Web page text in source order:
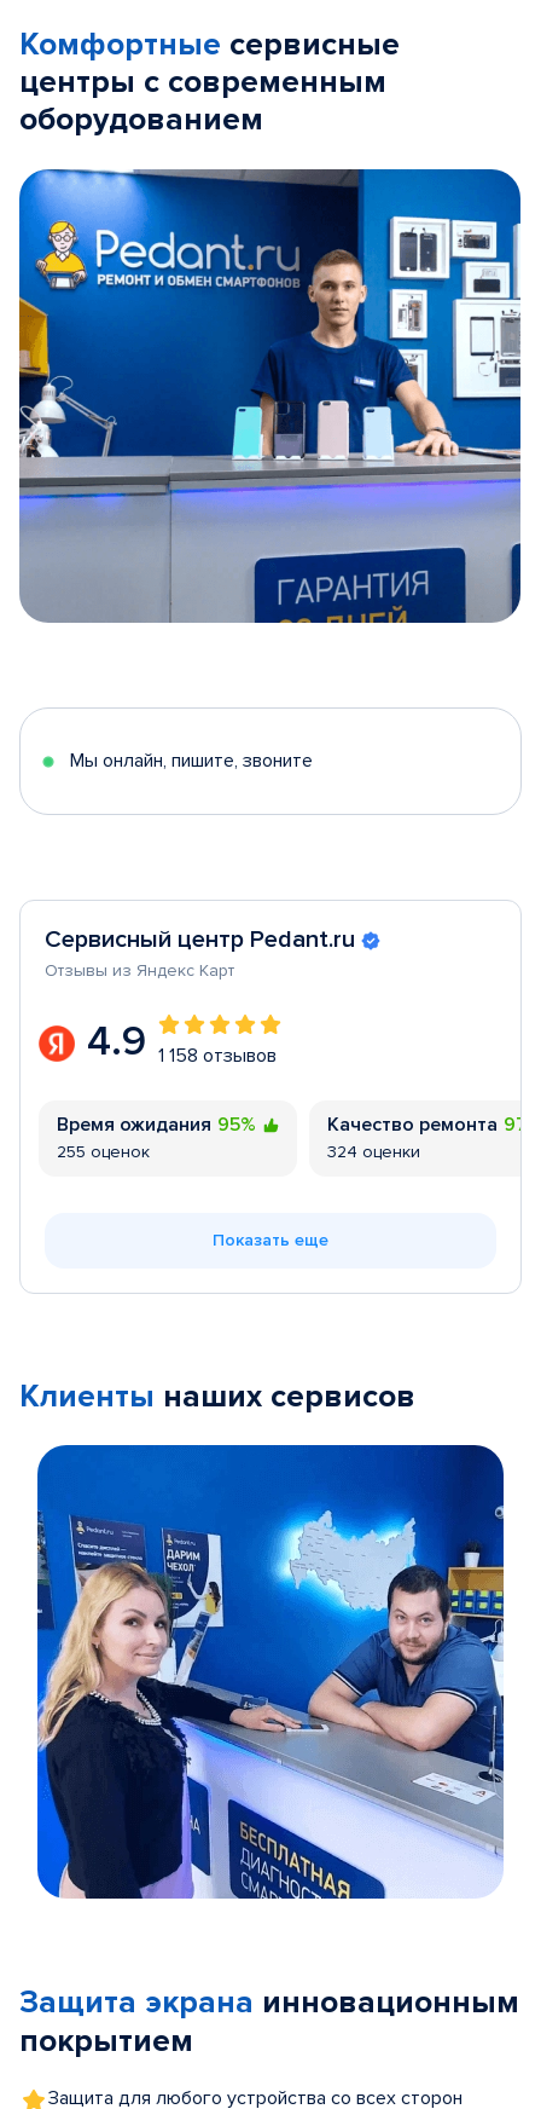
Комфортные сервисные
центры с современным
оборудованием
5
Мы онлайн, пишите, звоните
Сервисный центр Pedant.ru
Отзывы из Яндекс Карт
4.9 1 158 отзывов
Время ожидания 95%
255 оценок
Качество ремонта
324 оценки
Показать еще
Клиенты наших сервисов
5
Защита экрана инновационным
покрытием
Защита для любого устройства со всех сторон